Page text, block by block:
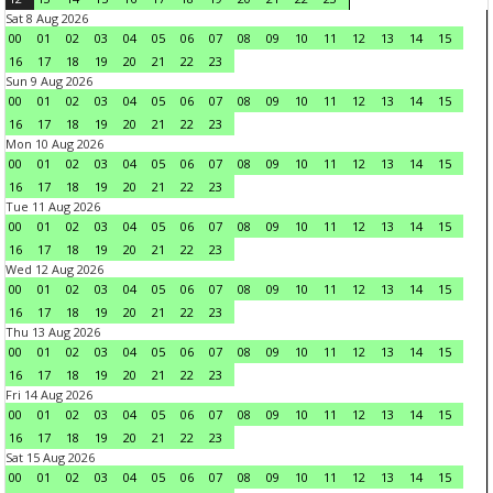
Sat 8 Aug 2026
00
01 02 03 04 05 06 07 08 09 10 11 12 13 14
15
16
17 18 19 20 21 22
23
Sun 9 Aug 2026
00
01 02 03 04 05 06 07 08 09 10 11 12 13 14
15
16
17 18 19 20 21 22
23
Mon 10 Aug 2026
00
01 02 03 04 05 06 07 08 09 10 11 12 13 14
15
16
17 18 19 20 21 22
23
Tue 11 Aug 2026
00
01 02 03 04 05 06 07 08 09 10 11 12 13 14
15
16
17 18 19 20 21 22
23
Wed 12 Aug 2026
00
01 02 03 04 05 06 07 08 09 10 11 12 13 14
15
16
17 18 19 20 21 22
23
Thu 13 Aug 2026
00
01 02 03 04 05 06 07 08 09 10 11 12 13 14
15
16
17 18 19 20 21 22
23
Fri 14 Aug 2026
00
01 02 03 04 05 06 07 08 09 10 11 12 13 14
15
16
17 18 19 20 21 22
23
Sat 15 Aug 2026
00
01 02 03 04 05 06 07 08 09 10 11 12 13 14
15